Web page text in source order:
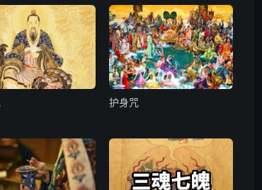
咸囿於雍熙等因。臣领词虔切，不败抑违。
劫天经三宝神咒，命将施行。除已章奏昊天
闻者。
护身咒